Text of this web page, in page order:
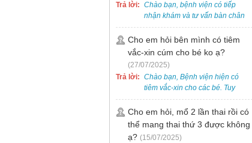
Trả lời: Chào bạn, bệnh viện có tiếp
nhận khám và tư vấn bàn chân
bẹt cho trẻ em, bao gồm cả trẻ 5
tuổi. Bạn có thể đưa bé đến
Khoa Khám bệnh của bệnh viện
để được bác sĩ chuyên khoa
thăm khám. Ngoài ra, để thuận
tiện hơn, bạn có thể đặt lịch
khám trước qua số điện thoại:
0988 270 115. Nếu cần hỗ trợ
thêm, vui lòng liên hệ qua Zalo
hoặc Fanpage Bệnh viện Việt
Nam - Thụy Điển Uông Bí.
Cho em hỏi bên mình có tiêm
vắc-xin cúm cho bé ko ạ?
(27/07/2025)
Trả lời: Chào bạn, Bệnh viện hiện có
tiêm vắc-xin cho các bé. Tuy
nhiên, các loại vắc-xin thường về
theo từng đợt, không phải lúc
nào cũng có sẵn.
Cho em hỏi, mổ 2 lần thai rồi có
thể mang thai thứ 3 được không
ạ? (15/07/2025)